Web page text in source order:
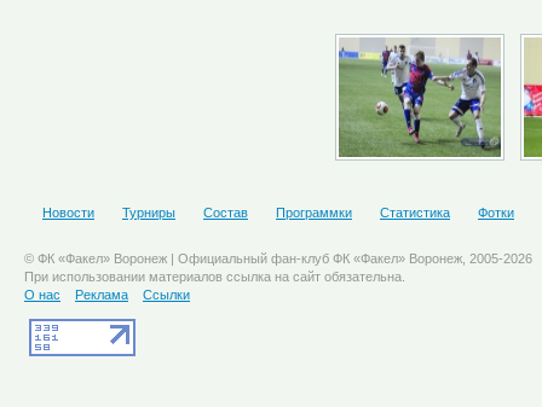
Новости Турниры Состав Программки Статистика Фотки
© ФК «Факел» Воронеж | Официальный фан-клуб ФК «Факел» Воронеж, 2005-2026
При использовании материалов ссылка на сайт обязательна.
О нас
Реклама Ссылки